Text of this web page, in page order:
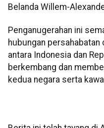
Belanda Willem-
Penganugerahan ini
hubungan
antara Indonesia dan
berkembang dan
kedua negara serta